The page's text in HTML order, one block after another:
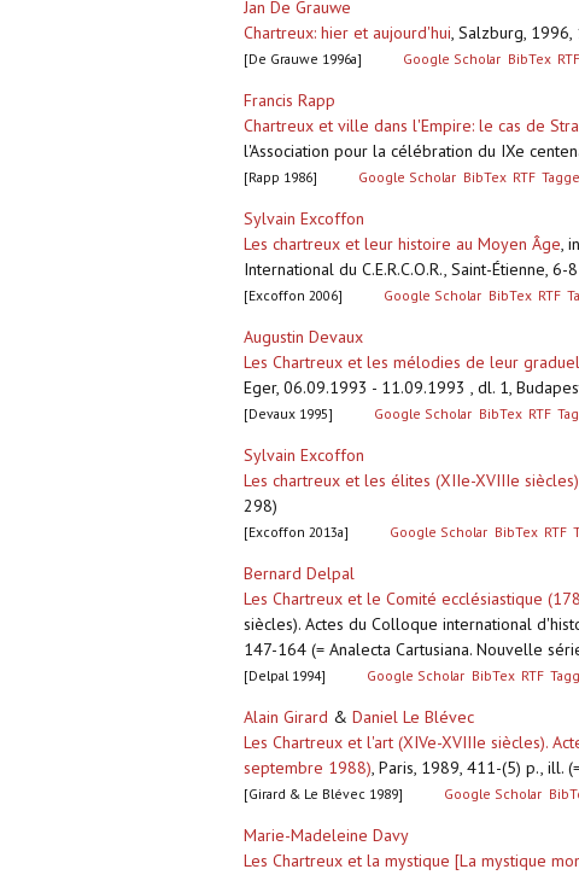
Jan De Grauwe
Chartreux: hier et aujourd'hui, Salzburg, 1996,
[De Grauwe 1996a] Google Scholar BibTex RTF
Francis Rapp
Chartreux et ville dans l'Empire: le cas de
l'Association pour la célébration du IXe
[Rapp 1986] Google Scholar BibTex RTF
Sylvain Excoffon
Les chartreux et leur histoire au Moyen Âge,
International du C.E.R.C.O.R., Saint-Étienne,
[Excoffon 2006] Google Scholar BibTex RTF
Augustin Devaux
Les Chartreux et les mélodies de leur graduel
Eger, 06.09.1993 - 11.09.1993 , dl. 1,
[Devaux 1995] Google Scholar BibTex RTF
Sylvain Excoffon
Les chartreux et les élites (XIIe-XVIIIe
298)
[Excoffon 2013a] Google Scholar BibTex RTF
Bernard Delpal
Les Chartreux et le Comité ecclésiastique
siècles). Actes du Colloque international
147-164 (= Analecta Cartusiana. Nouvelle
[Delpal 1994] Google Scholar BibTex RTF
Alain Girard & Daniel Le Blévec
Les Chartreux et l'art (XIVe-XVIIIe siècles).
septembre 1988), Paris, 1989, 411-(5) p., ill.
[Girard & Le Blévec 1989] Google Scholar
Marie-Madeleine Davy
Les Chartreux et la mystique [La mystique